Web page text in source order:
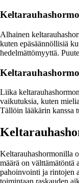
Alhainen
kuten epäsäännöllisiä
hedelmättömyyttä.
Liika
vaikutuksia, kuten
Tällöin lääkärin kanssa
Keltarauhashormonilla
määrä on välttämätöntä
pahoinvointi ja rintojen